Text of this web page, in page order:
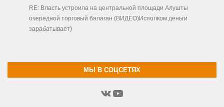
RE: Власть устроила на центральной площади Алушты
очередной торговый балаган (ВИДЕО)Исполком деньги
зарабатывает)
МЫ В СОЦСЕТЯХ
ВКонтакте
YouTube